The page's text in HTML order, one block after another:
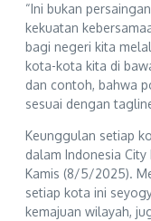
“Ini bukan
kekuatan
bagi negeri kita
kota-kota kita di
dan contoh, bahwa
sesuai dengan
Keunggulan setiap
dalam Indonesia City
Kamis (8/5/2025).
setiap kota ini
kemajuan wilayah,